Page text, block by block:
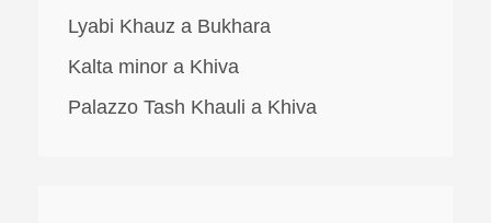
Lyabi Khauz a Bukhara
Kalta minor a Khiva
Palazzo Tash Khauli a Khiva